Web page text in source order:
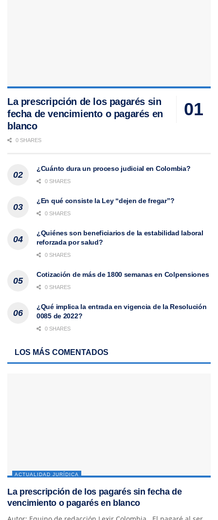
La prescripción de los pagarés sin
fecha de vencimiento o pagarés en
blanco
0 SHARES
¿Cuánto dura un proceso judicial en Colombia?
0 SHARES
¿En qué consiste la Ley “dejen de fregar”?
0 SHARES
¿Quiénes son beneficiarios de la estabilidad laboral
reforzada por salud?
0 SHARES
Cotización de más de 1800 semanas en Colpensiones
0 SHARES
¿Qué implica la entrada en vigencia de la Resolución
0085 de 2022?
0 SHARES
LOS MÁS COMENTADOS
ACTUALIDAD JURÍDICA
La prescripción de los pagarés sin fecha de
vencimiento o pagarés en blanco